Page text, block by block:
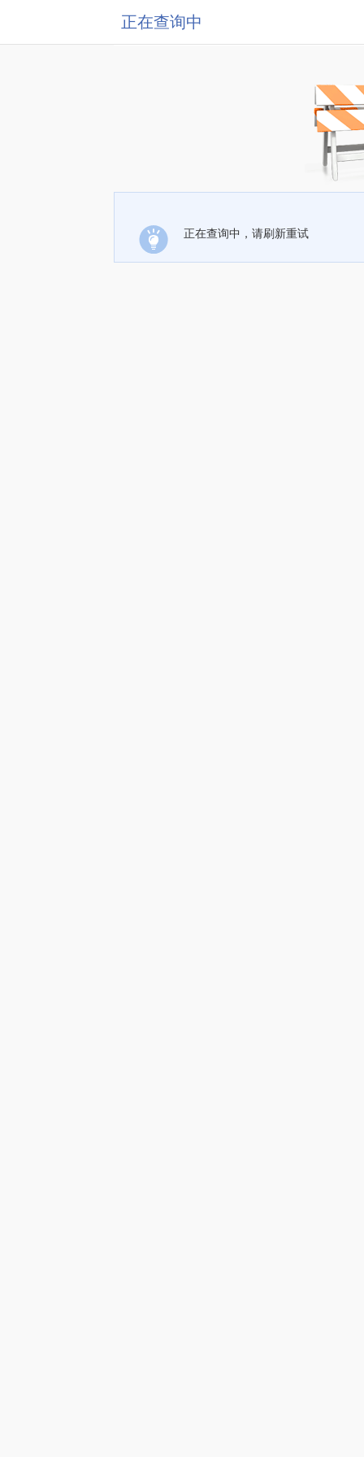
正在查询中
正在查询中，请刷新重试